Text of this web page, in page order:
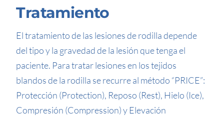
Tratamiento
El tratamiento de las lesiones de rodilla depende
del tipo y la gravedad de la lesión que tenga el
paciente. Para tratar lesiones en los tejidos
blandos de la rodilla se recurre al método “PRICE”:
Protección (Protection), Reposo (Rest), Hielo (Ice),
Compresión (Compression) y Elevación